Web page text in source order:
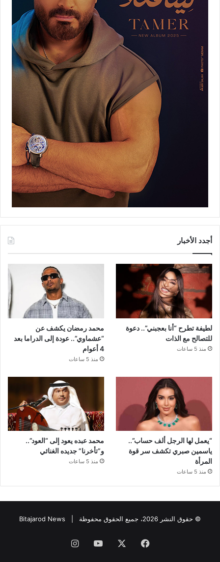
أجدد الأخبار
لطيفة تطرح “أنا بعجبني”.. دعوة
للتصالح مع الذات
منذ 5 ساعات
محمد رمضان يكشف عن
“عشماوي”.. عودة إلى الدراما بعد
4 أعوام
منذ 5 ساعات
“يعمل لها الرجل ألف حساب”..
ياسمين صبري تكشف سر قوة
المرأة
منذ 5 ساعات
محمد عبده يعود إلى “العود”..
و”تأخرنا” جديده الغنائي
منذ 5 ساعات
© حقوق النشر 2026، جميع الحقوق محفوظة | Bitajarod News
فيسبوك ‫YouTubeانستقرام